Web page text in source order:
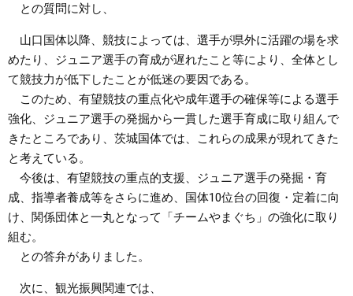
との質問に対し、
山口国体以降、競技によっては、選手が県外に活躍の場を求
めたり、ジュニア選手の育成が遅れたこと等により、全体とし
て競技力が低下したことが低迷の要因である。
このため、有望競技の重点化や成年選手の確保等による選手
強化、ジュニア選手の発掘から一貫した選手育成に取り組んで
きたところであり、茨城国体では、これらの成果が現れてきた
と考えている。
今後は、有望競技の重点的支援、ジュニア選手の発掘・育
成、指導者養成等をさらに進め、国体10位台の回復・定着に向
け、関係団体と一丸となって「チームやまぐち」の強化に取り
組む。
との答弁がありました。
次に、観光振興関連では、